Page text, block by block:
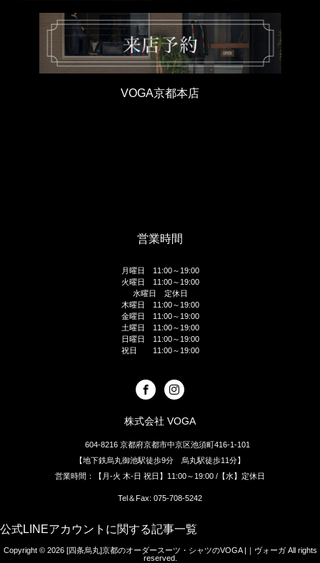
VOGA京都本店
営業時間
月曜日 11:00～19:00
火曜日 11:00～19:00
水曜日 定休日
木曜日 11:00～19:00
金曜日 11:00～19:00
土曜日 11:00～19:00
日曜日 11:00～19:00
祝日 11:00～19:00
株式会社 VOGA
604-8216 京都府京都市中京区池須町416-1-101
【地下鉄烏丸御池駅徒歩9分 烏丸駅徒歩11分】
営業時間：【月-火 木-日 祝日】11:00～19:00 /【水】定休日
Tel＆Fax: 075-708-5242
公式LINEアカウントに関する記事一覧
Copyright © 2026 [四条烏丸]京都のオーダースーツ・シャツのVOGA |｜ヴォーガAll rights
reserved.